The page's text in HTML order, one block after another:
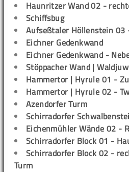
Haunritzer Wand 02 -
Schiffsbug
Aufseßtaler Höllenstein
Eichner Gedenkwand
Eichner Gedenkwand -
Stöppacher Wand |
Hammertor | Hyrule 01 -
Hammertor | Hyrule 02 -
Azendorfer Turm
Schirradorfer
Eichenmühler Wände 02 -
Schirradorfer Block 01 -
Schirradorfer Block 02 -
Turm